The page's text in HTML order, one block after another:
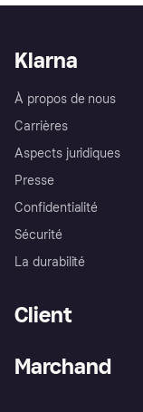
Klarna
À propos de nous
Carrières
Aspects juridiques
Presse
Confidentialité
Sécurité
La durabilité
Client
Marchand